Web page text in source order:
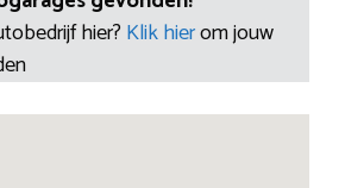
hier? Klik hierom jouw